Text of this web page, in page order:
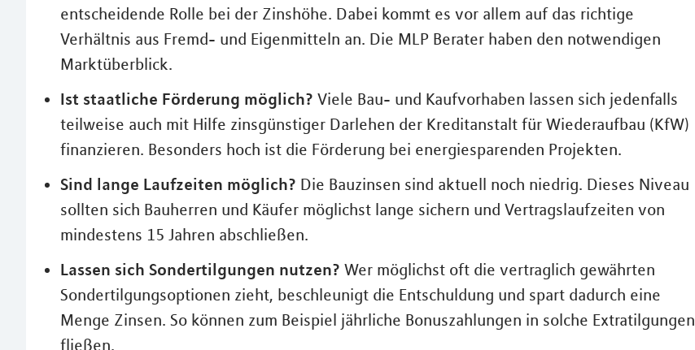
entscheidende Rolle bei der Zinshöhe. Dabei kommt es vor allem auf das richtige
Verhältnis aus Fremd- und Eigenmitteln an. Die MLP Berater haben den notwendigen
Marktüberblick.
Ist staatliche Förderung möglich? Viele Bau- und Kaufvorhaben lassen sich jedenfalls
teilweise auch mit Hilfe zinsgünstiger Darlehen der Kreditanstalt für Wiederaufbau (KfW)
finanzieren. Besonders hoch ist die Förderung bei energiesparenden Projekten.
Sind lange Laufzeiten möglich? Die Bauzinsen sind aktuell noch niedrig. Dieses Niveau
sollten sich Bauherren und Käufer möglichst lange sichern und Vertragslaufzeiten von
mindestens 15 Jahren abschließen.
Lassen sich Sondertilgungen nutzen? Wer möglichst oft die vertraglich gewährten
Sondertilgungsoptionen zieht, beschleunigt die Entschuldung und spart dadurch eine
Menge Zinsen. So können zum Beispiel jährliche Bonuszahlungen in solche Extratilgungen
fließen.